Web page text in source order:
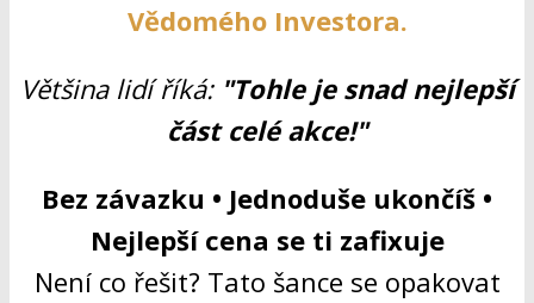
Vědomého Investora.
Většina lidí říká: "Tohle je snad nejlepší
část celé akce!"
Bez závazku • Jednoduše ukončíš •
Nejlepší cena se ti zafixuje
Není co řešit? Tato šance se opakovat